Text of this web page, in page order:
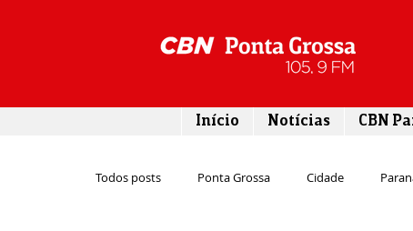
Início Notícias CBN
Todos posts Ponta Grossa Cidade